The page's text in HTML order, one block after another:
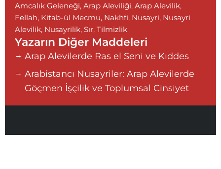
Amcalık Geleneği, Arap Aleviliği, Arap Alevilik,
Fellah, Kitab-ül Mecmu, Nakhfi, Nusayri, Nusayri
Alevilik, Nusayrilik, Sır, Tilmizlik
Yazarın Diğer Maddeleri
Arap Alevilerde Ras el Seni ve Kıddes
Arabistancı Nusayriler: Arap Alevilerde
Göçmen İşçilik ve Toplumsal Cinsiyet